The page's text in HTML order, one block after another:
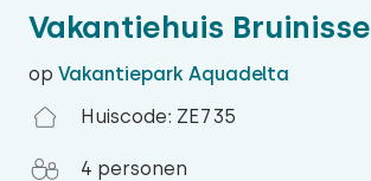
Vakantiehuis Bruinisse
op Vakantiepark Aquadelta
Huiscode: ZE735
4 personen